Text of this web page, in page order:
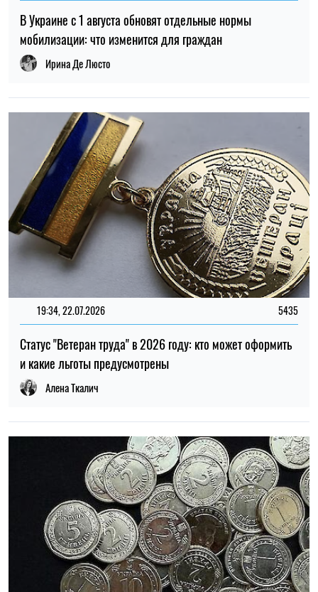
В Украине с 1 августа обновят отдельные нормы
мобилизации: что изменится для граждан
Ирина Де Люсто
19:34, 22.07.2026 5435
Статус "Ветеран труда" в 2026 году: кто может оформить
и какие льготы предусмотрены
Алена Ткалич